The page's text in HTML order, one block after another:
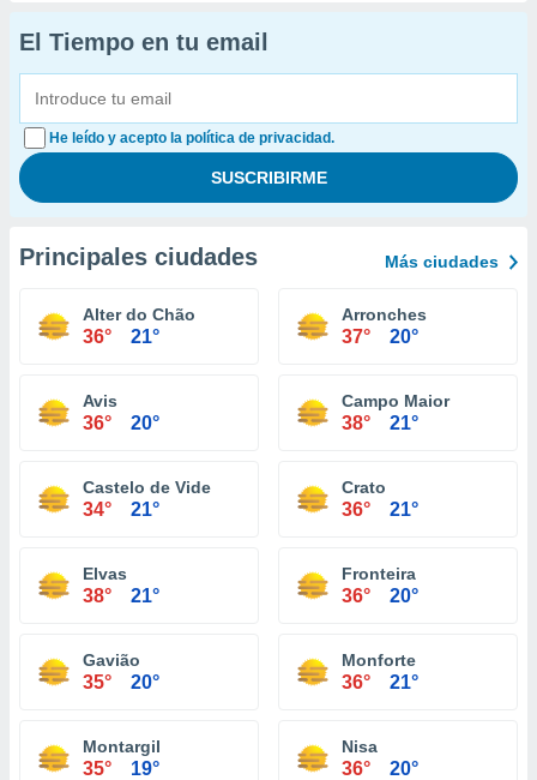
El Tiempo en tu email
He leído y acepto la política de privacidad.
Principales ciudades Más ciudades
Alter do Chão
36° 21°
Arronches
37° 20°
Avis
36° 20°
Campo Maior
38° 21°
Castelo de Vide
34° 21°
Crato
36° 21°
Elvas
38° 21°
Fronteira
36° 20°
Gavião
35° 20°
Monforte
36° 21°
Montargil
35° 19°
Nisa
36° 20°